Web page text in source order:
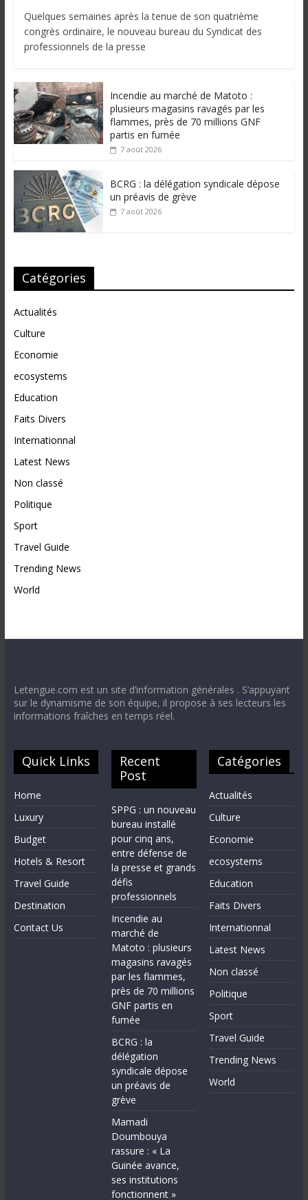
Quelques semaines après la tenue de son quatrième
congrès ordinaire, le nouveau bureau du Syndicat des
professionnels de la presse
Incendie au marché de Matoto :
plusieurs magasins ravagés par les
flammes, près de 70 millions GNF
partis en fumée
7 août 2026
BCRG : la délégation syndicale dépose
un préavis de grève
7 août 2026
Catégories
Actualités
Culture
Economie
ecosystems
Education
Faits Divers
Internationnal
Latest News
Non classé
Politique
Sport
Travel Guide
Trending News
World
Letengue.com est un site d’information générales . S’appuyant
sur le dynamisme de son équipe, il propose à ses lecteurs les
informations fraîches en temps réel.
Quick Links
Home
Luxury
Budget
Hotels & Resort
Travel Guide
Destination
Contact Us
Recent
Post
SPPG : un nouveau
bureau installé
pour cinq ans,
entre défense de
la presse et grands
défis
professionnels
Incendie au
marché de
Matoto : plusieurs
magasins ravagés
par les flammes,
près de 70 millions
GNF partis en
fumée
BCRG : la
délégation
syndicale dépose
un préavis de
grève
Mamadi
Doumbouya
rassure : « La
Guinée avance,
ses institutions
fonctionnent »
Catégories
Actualités
Culture
Economie
ecosystems
Education
Faits Divers
Internationnal
Latest News
Non classé
Politique
Sport
Travel Guide
Trending News
World